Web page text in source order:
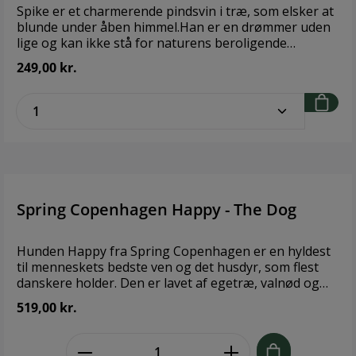
klud. Brug bivoks regelmæssigt på alle vores
træprodukter, så holder de længere.
Spike er et charmerende pindsvin i træ, som elsker at
blunde under åben himmel.Han er en drømmer uden
lige og kan ikke stå for naturens beroligende
symfoni.Figuren er designet af Chresten Sommer.
Formet i et naturtro og på samme tid bedårende
CopenhagenStørrelse: Bredde: 4,5 cm Længde: 6,4 cm
249,00 kr.
Spring Copenhagen Happy - The Dog
Hunden Happy fra Spring Copenhagen er en hyldest
til menneskets bedste ven og det husdyr, som flest
danskere holder. Den er lavet af egetræ, valnød og
ask – og til tungen er der brugt økologisk kolæder.
Som de andre af Chrestens Sommers design er der
lagt vægt på at gøre Hundens udtryk sødt og mildt.
Det er ikke bare en tilfældig træhund, det er faktisk
519,00 kr.